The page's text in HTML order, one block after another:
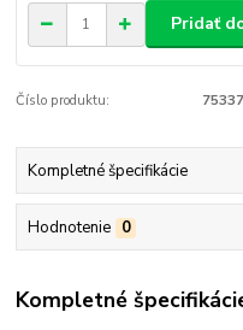
Pridať
Číslo produktu:
Kompletné špecifikácie
Hodnotenie 0
Kompletné